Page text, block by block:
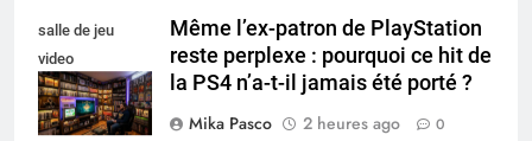
salle de jeu
video
collectionneur
Même l’ex-patron de PlayStation
reste perplexe : pourquoi ce hit de
la PS4 n’a-t-il jamais été porté ?
Mika Pasco
2 heures ago 0